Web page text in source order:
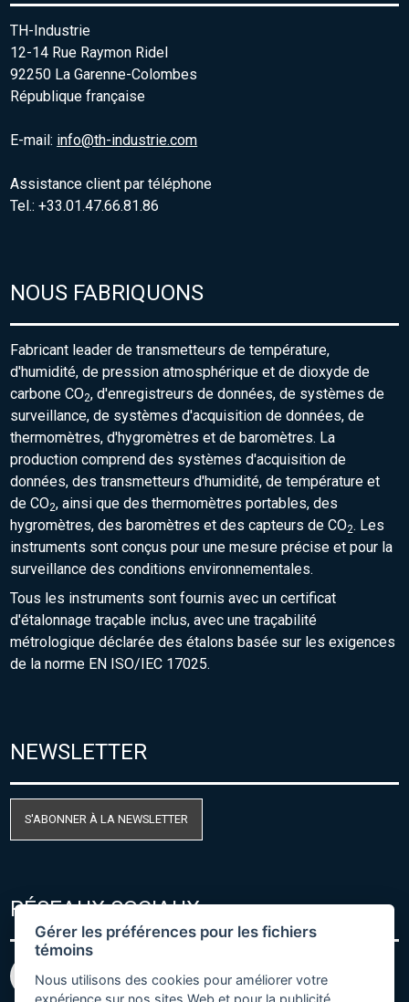
TH-Industrie
12-14 Rue Raymon Ridel
92250 La Garenne-Colombes
République française
E-mail: info@th-industrie.com
Assistance client par téléphone
Tel.: +33.01.47.66.81.86
NOUS FABRIQUONS
Fabricant leader de transmetteurs de température,
d'humidité, de pression atmosphérique et de dioxyde de
carbone CO2, d'enregistreurs de données, de systèmes de
surveillance, de systèmes d'acquisition de données, de
thermomètres, d'hygromètres et de baromètres. La
production comprend des systèmes d'acquisition de
données, des transmetteurs d'humidité, de température et
de CO2, ainsi que des thermomètres portables, des
hygromètres, des baromètres et des capteurs de CO2. Les
instruments sont conçus pour une mesure précise et pour la
surveillance des conditions environnementales.
Tous les instruments sont fournis avec un certificat
d'étalonnage traçable inclus, avec une traçabilité
métrologique déclarée des étalons basée sur les exigences
de la norme EN ISO/IEC 17025.
NEWSLETTER
S'ABONNER À LA NEWSLETTER
RÉSEAUX SOCIAUX
Gérer les préférences pour les fichiers
témoins
Nous utilisons des cookies pour améliorer votre
expérience sur nos sites Web et pour la publicité.